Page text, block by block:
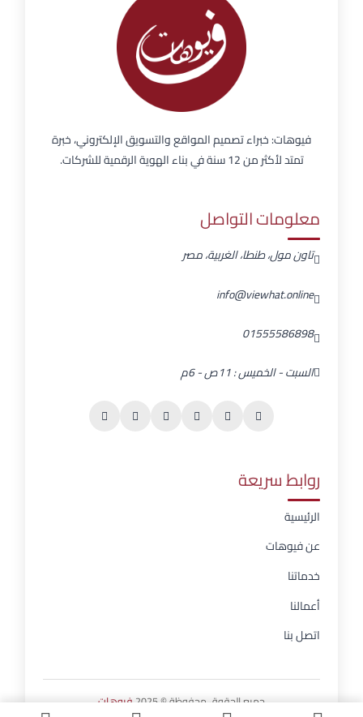
فيوهات: خبراء تصميم المواقع والتسويق الإلكتروني، خبرة
تمتد لأكثر من 12 سنة في بناء الهوية الرقمية للشركات.
معلومات التواصل
تاون مول، طنطا، الغربية، مصر
info@viewhat.online
01555586898
السبت - الخميس : 11ص - 6م
روابط سريعة
الرئيسية
عن فيوهات
خدماتنا
أعمالنا
اتصل بنا
جميع الحقوق محفوظة © 2025 فيوهات